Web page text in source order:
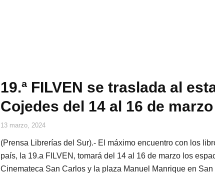
19.ª FILVEN se traslada al
Cojedes del 14 al 16 de marzo
13 marzo, 2024
(Prensa Librerías del Sur).- El máximo encuentro con los
país, la 19.a FILVEN, tomará del 14 al 16 de marzo los
Cinemateca San Carlos y la plaza Manuel Manrique en